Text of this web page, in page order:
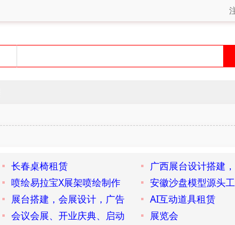
长春桌椅租赁
广西展台设计搭建
喷绘易拉宝X展架喷绘制作
安徽沙盘模型源头
展台搭建，会展设计，广告
AI互动道具租赁
会议会展、开业庆典、启动
展览会